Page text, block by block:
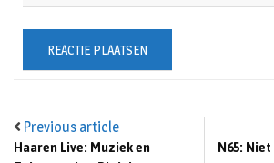
Previous article
Haaren Live: Muziek en
N65: